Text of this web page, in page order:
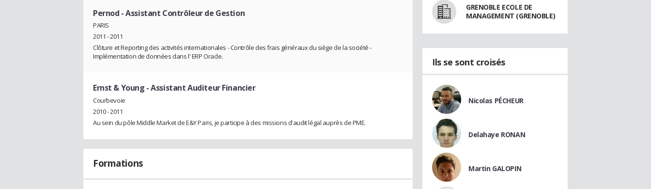
Pernod - Assistant Contrôleur de Gestion
PARIS
2011 - 2011
Clôture et Reporting des activités internationales - Contrôle des frais généraux du siège de la société -
Implémentation de données dans l' ERP Oracle.
Ernst & Young - Assistant Auditeur Financier
Courbevoie
2010 - 2011
Au sein du pôle Middle Market de E&Y Paris, je participe à des missions d'audit légal auprès de PME.
Formations
GRENOBLE ECOLE DE
MANAGEMENT (GRENOBLE)
Ils se sont croisés
Nicolas PÉCHEUR
Delahaye RONAN
Martin GALOPIN